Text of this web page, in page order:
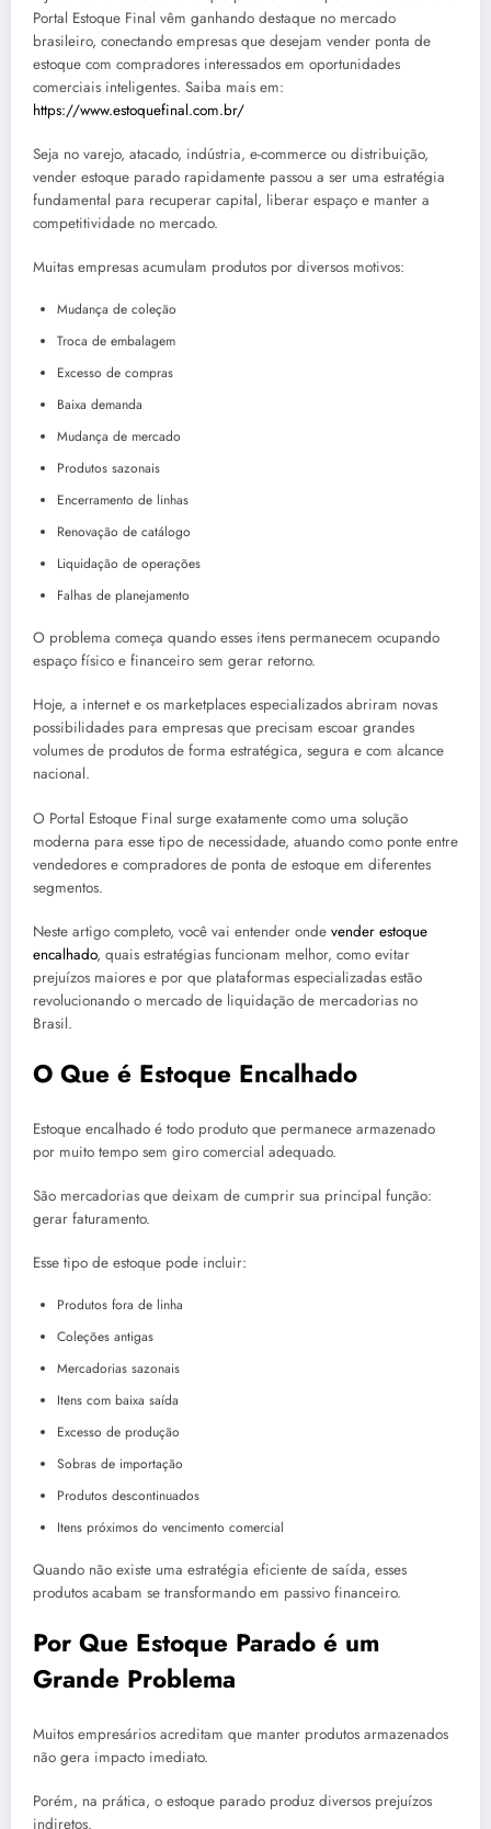
Portal Estoque Final vêm ganhando destaque no mercado
brasileiro, conectando empresas que desejam vender ponta de
estoque com compradores interessados em oportunidades
comerciais inteligentes. Saiba mais em:
https://www.estoquefinal.com.br/
Seja no varejo, atacado, indústria, e-commerce ou distribuição,
vender estoque parado rapidamente passou a ser uma estratégia
fundamental para recuperar capital, liberar espaço e manter a
competitividade no mercado.
Muitas empresas acumulam produtos por diversos motivos:
Mudança de coleção
Troca de embalagem
Excesso de compras
Baixa demanda
Mudança de mercado
Produtos sazonais
Encerramento de linhas
Renovação de catálogo
Liquidação de operações
Falhas de planejamento
O problema começa quando esses itens permanecem ocupando
espaço físico e financeiro sem gerar retorno.
Hoje, a internet e os marketplaces especializados abriram novas
possibilidades para empresas que precisam escoar grandes
volumes de produtos de forma estratégica, segura e com alcance
nacional.
O Portal Estoque Final surge exatamente como uma solução
moderna para esse tipo de necessidade, atuando como ponte entre
vendedores e compradores de ponta de estoque em diferentes
segmentos.
Neste artigo completo, você vai entender onde vender estoque
encalhado, quais estratégias funcionam melhor, como evitar
prejuízos maiores e por que plataformas especializadas estão
revolucionando o mercado de liquidação de mercadorias no
Brasil.
O Que é Estoque Encalhado
Estoque encalhado é todo produto que permanece armazenado
por muito tempo sem giro comercial adequado.
São mercadorias que deixam de cumprir sua principal função:
gerar faturamento.
Esse tipo de estoque pode incluir:
Produtos fora de linha
Coleções antigas
Mercadorias sazonais
Itens com baixa saída
Excesso de produção
Sobras de importação
Produtos descontinuados
Itens próximos do vencimento comercial
Quando não existe uma estratégia eficiente de saída, esses
produtos acabam se transformando em passivo financeiro.
Por Que Estoque Parado é um
Grande Problema
Muitos empresários acreditam que manter produtos armazenados
não gera impacto imediato.
Porém, na prática, o estoque parado produz diversos prejuízos
indiretos.